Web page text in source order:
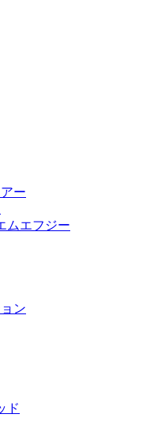
ー
ムエフジー
ン
ド